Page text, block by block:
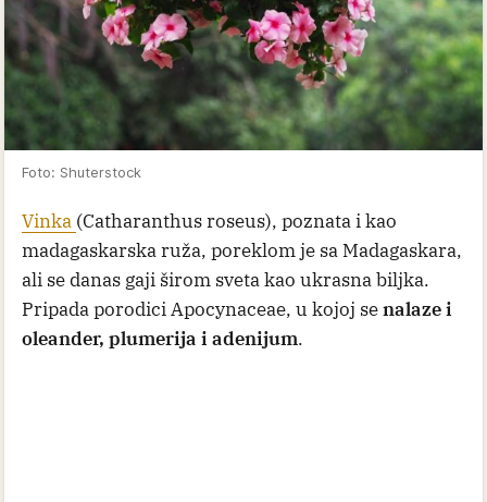
Foto: Shuterstock
Vinka (Catharanthus roseus), poznata i kao
madagaskarska ruža, poreklom je sa Madagaskara,
ali se danas gaji širom sveta kao ukrasna biljka.
Pripada porodici Apocynaceae, u kojoj senalaze i
oleander, plumerija i adenijum.